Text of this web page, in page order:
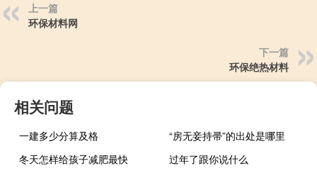
上一篇
环保材料网
下一篇
环保绝热材料
相关问题
一建多少分算及格
“房无妾持帚”的出处是哪里
冬天怎样给孩子减肥最快
过年了跟你说什么